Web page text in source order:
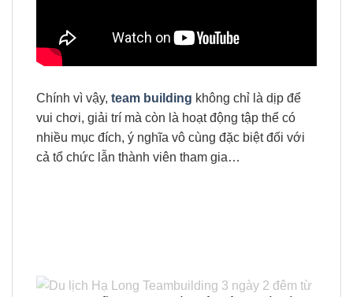
Chính vì vậy, team building không chỉ là dịp để
vui chơi, giải trí mà còn là hoạt động tập thể có
nhiều mục đích, ý nghĩa vô cùng đặc biệt đối với
cả tổ chức lẫn thành viên tham gia…